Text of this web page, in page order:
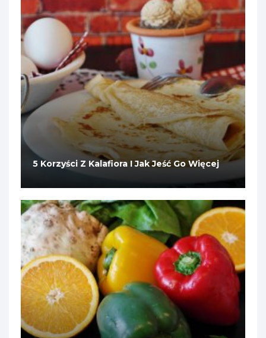
5 Korzyści Z Kalafiora I Jak Jeść Go Więcej